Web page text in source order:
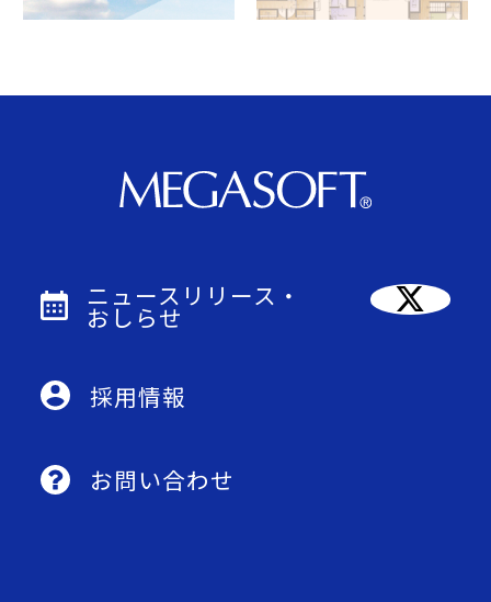
ニュースリリース・
おしらせ
採用情報
お問い合わせ